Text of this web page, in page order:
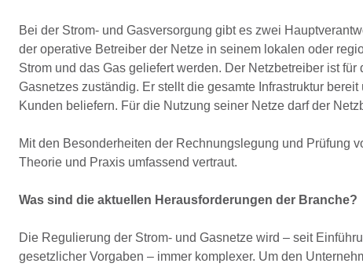
Bei der Strom- und Gasversorgung gibt es zwei
der operative Betreiber der Netze in seinem lokalen oder
Strom und das Gas geliefert werden. Der Netzbetreiber ist
Gasnetzes zuständig. Er stellt die gesamte Infrastruktur
Kunden beliefern. Für die Nutzung seiner Netze darf der
Mit den Besonderheiten der Rechnungslegung und Prüfung
Theorie und Praxis umfassend vertraut.
Was sind die aktuellen Herausforderungen der Branche?
Die Regulierung der Strom- und Gasnetze wird – seit
gesetzlicher Vorgaben – immer komplexer. Um den